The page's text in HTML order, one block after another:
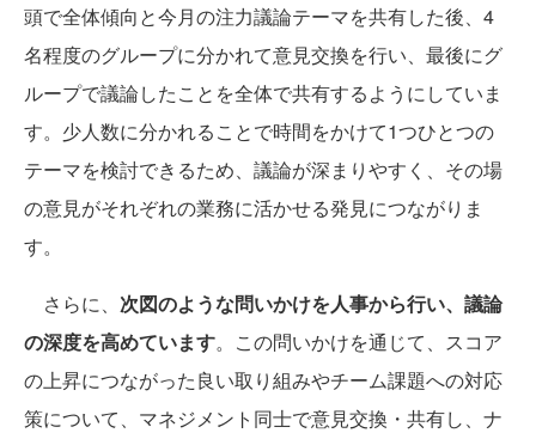
頭で全体傾向と今月の注力議論テーマを共有した後、4
名程度のグループに分かれて意見交換を行い、最後にグ
ループで議論したことを全体で共有するようにしていま
す。少人数に分かれることで時間をかけて1つひとつの
テーマを検討できるため、議論が深まりやすく、その場
の意見がそれぞれの業務に活かせる発見につながりま
す。
さらに、 次図のような問いかけを人事から行い、議論
の深度を高めています。この問いかけを通じて、スコア
の上昇につながった良い取り組みやチーム課題への対応
策について、マネジメント同士で意見交換・共有し、ナ